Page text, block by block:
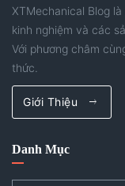
XTMechanical Blog
kinh nghiệm và các
Với phương châm
thức.
Giới Thiệu
Danh Mục